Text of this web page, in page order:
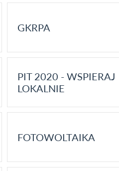
GKRPA
PIT 2020 - WSPIERAJ
LOKALNIE
FOTOWOLTAIKA